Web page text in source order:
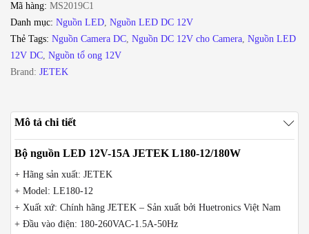
JETEK
L180-
12/180W
số
lượng
Mã hàng: MS2019C1
Danh mục: Nguồn LED, Nguồn LED DC 12V
Thẻ Tags: Nguồn Camera DC, Nguồn DC 12V cho Camera, Nguồn LED
12V DC, Nguồn tổ ong 12V
Brand: JETEK
Mô tả chi tiết
Bộ nguồn LED 12V-15A JETEK L180-12/180W
+ Hãng sản xuất: JETEK
+ Model: LE180-12
+ Xuất xứ: Chính hãng JETEK – Sản xuất bởi Huetronics Việt Nam
+ Đầu vào điện: 180-260VAC-1.5A-50Hz